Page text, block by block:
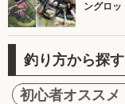
ングロッ
釣り方から探す
初心者オススメ